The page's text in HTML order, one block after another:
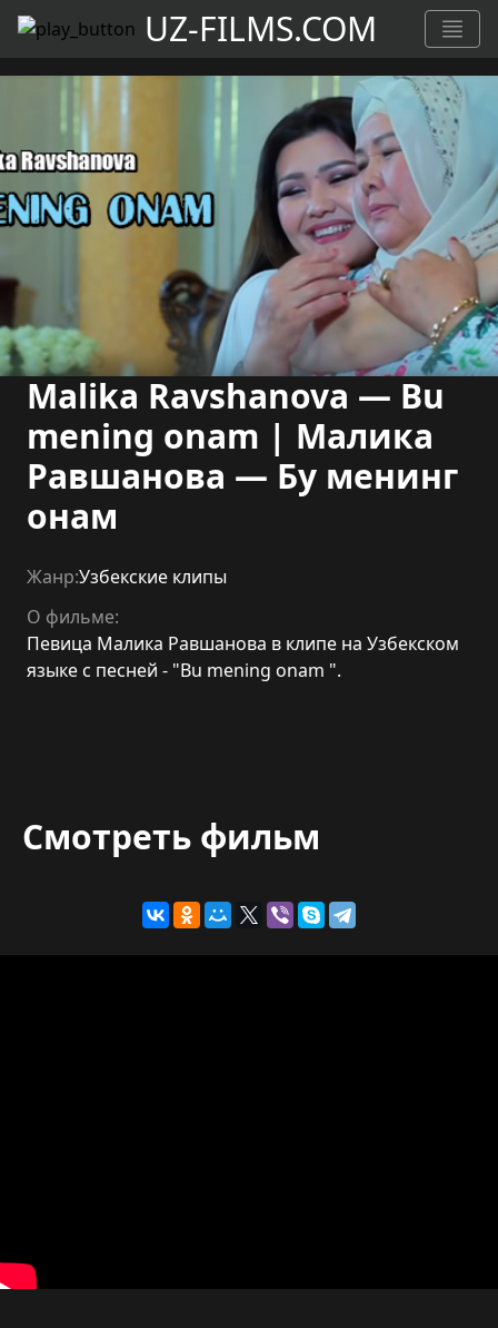
UZ-FILMS.COM
Malika Ravshanova — Bu
mening onam | Малика
Равшанова — Бу менинг
онам
Жанр:Узбекские клипы
О фильме:
Певица Малика Равшанова в клипе на Узбекском
языке с песней - "Bu mening onam ".
Смотреть фильм